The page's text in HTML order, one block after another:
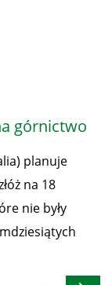
górnictwo
planuje
na 18
nie były